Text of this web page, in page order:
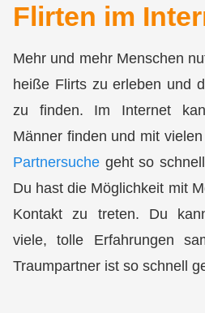
Flirten im
Mehr und mehr Menschen
heiße Flirtszu erleben und
zu finden. Im Internet
Männer finden und mit
Partnersuche geht so
Du hast die Möglichkeit mit
Kontakt zu treten. Du
viele, tolle Erfahrungen
Traumpartner ist so schnell